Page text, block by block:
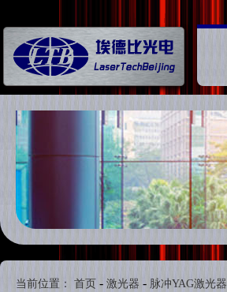
当前位置： 首页 - 激光器 - 脉冲YAG激光器